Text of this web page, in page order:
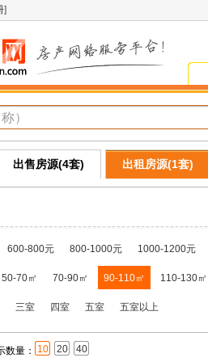
]
出售房源(4套) 出租房源(1套)
600-800元 800-1000元 1000-1200元
50-70㎡ 70-90㎡ 90-110㎡ 110-130㎡
三室 四室 五室 五室以上
数量： 10 20 40